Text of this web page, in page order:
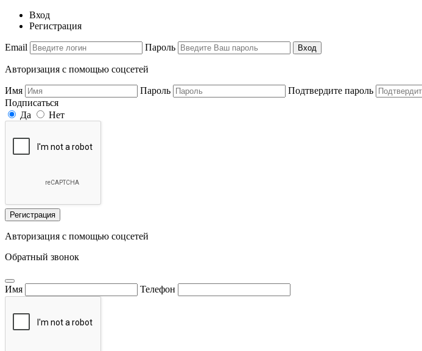
Вход
Регистрация
Email Пароль Вход
Авторизация с помощью соцсетей
Имя Пароль Подтвердите пароль
Подписаться
Да
Нет
Регистрация
Авторизация с помощью соцсетей
Обратный звонок
Имя Телефон